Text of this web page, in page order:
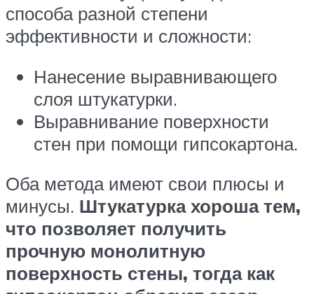
способа разной степени
эффективности и сложности:
Нанесение выравнивающего
слоя штукатурки.
Выравнивание поверхности
стен при помощи гипсокартона.
Оба метода имеют свои плюсы и
минусы. Штукатурка хороша тем,
что позволяет получить
прочную монолитную
поверхность стены, тогда как